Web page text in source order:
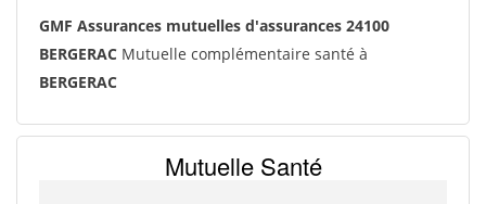
GMF Assurances mutuelles d'assurances 24100
BERGERAC Mutuelle complémentaire santé à
BERGERAC